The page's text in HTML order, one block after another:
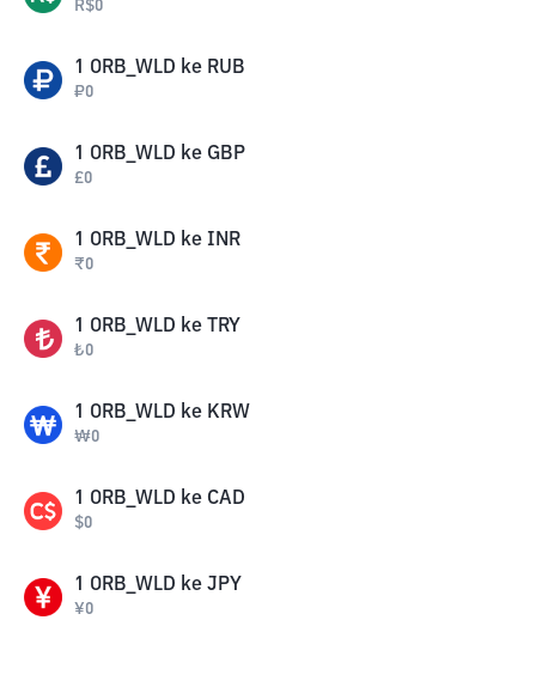
R$0
1 ORB_WLD ke RUB
₽0
1 ORB_WLD ke GBP
£0
1 ORB_WLD ke INR
₹0
1 ORB_WLD ke TRY
₺0
1 ORB_WLD ke KRW
₩0
1 ORB_WLD ke CAD
$0
1 ORB_WLD ke JPY
¥0